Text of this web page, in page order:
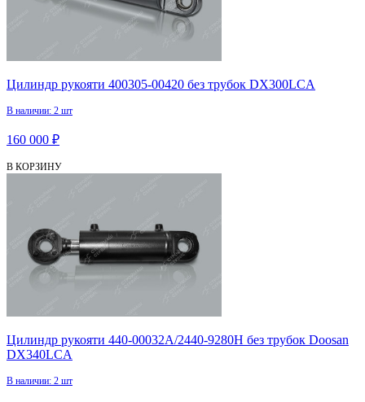
Цилиндр рукояти 400305-00420 без трубок DX300LCA
В наличии: 2 шт
160 000 ₽
В КОРЗИНУ
Цилиндр рукояти 440-00032A/2440-9280H без трубок Doosan
DX340LCA
В наличии: 2 шт